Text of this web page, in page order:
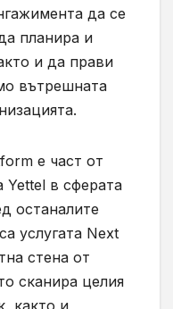
да се
планира и
и да прави
вътрешната
е част от
Yettel в сферата
останалите
услугата Next
стена от
сканира целия